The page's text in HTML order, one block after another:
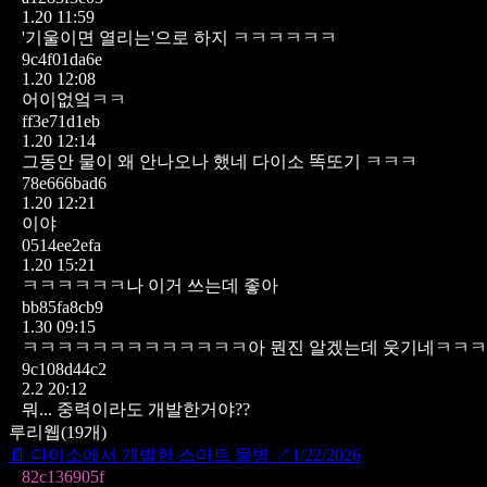
1.20 11:59
'기울이면 열리는'으로 하지 ㅋㅋㅋㅋㅋㅋ
9c4f01da6e
1.20 12:08
어이없엌ㅋㅋ
ff3e71d1eb
1.20 12:14
그동안 물이 왜 안나오나 했네 다이소 똑또기 ㅋㅋㅋ
78e666bad6
1.20 12:21
이야
0514ee2efa
1.20 15:21
ㅋㅋㅋㅋㅋㅋ나 이거 쓰는데 좋아
bb85fa8cb9
1.30 09:15
ㅋㅋㅋㅋㅋㅋㅋㅋㅋㅋㅋㅋㅋ아 뭔진 알겠는데 웃기네ㅋㅋ
9c108d44c2
2.2 20:12
뭐... 중력이라도 개발한거야??
루리웹(19개)
📄 다이소에서 개발한 스마트 물병 ↗ 1/22/2026
82c136905f